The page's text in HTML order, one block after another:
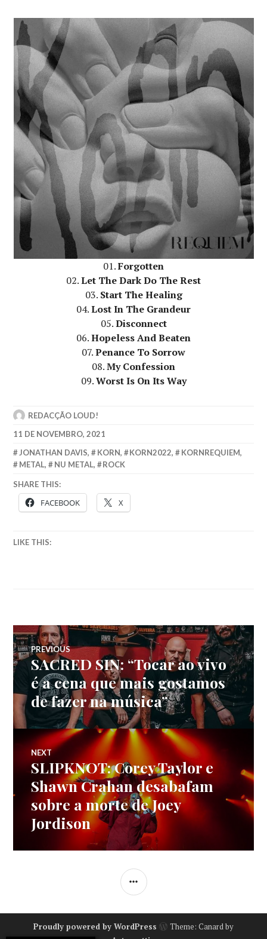
01.Forgotten
02.Let The Dark Do The Rest
03. Start The Healing
04.Lost In The Grandeur
05.Disconnect
06.Hopeless And Beaten
07.Penance To Sorrow
08.My Confession
09.Worst Is On Its Way
REDACÇÃO LOUD!
11 DE NOVEMBRO, 2021
JONATHAN DAVIS, KORN, KORN2022, KORNREQUIEM,
METAL, NU METAL, ROCK
SHARE THIS:
FACEBOOK X
LIKE THIS:
Navegação
de
artigos
PREVIOUS
Previous
post:
SACRED SIN: “Tocar ao vivo
é a cena que mais gostamos
de fazer na música”
NEXT
Next
post:
SLIPKNOT: Corey Taylor e
Shawn Crahan desabafam
sobre a morte de Joey
Jordison
SIDEBAR
Proudly powered by WordPress
Theme: Canard by